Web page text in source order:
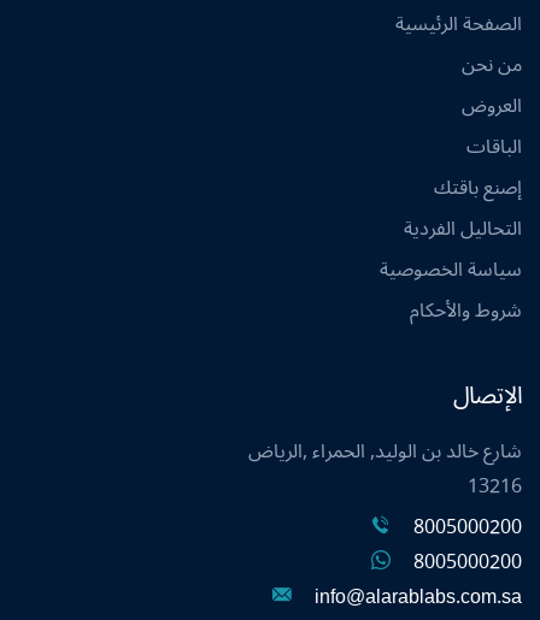
الصفحة الرئيسية
من نحن
العروض
الباقات
إصنع باقتك
التحاليل الفردية
سياسة الخصوصية
شروط والأحكام
الإتصال
شارع خالد بن الوليد, الحمراء ,الرياض
13216
8005000200
8005000200
info@alarablabs.com.sa